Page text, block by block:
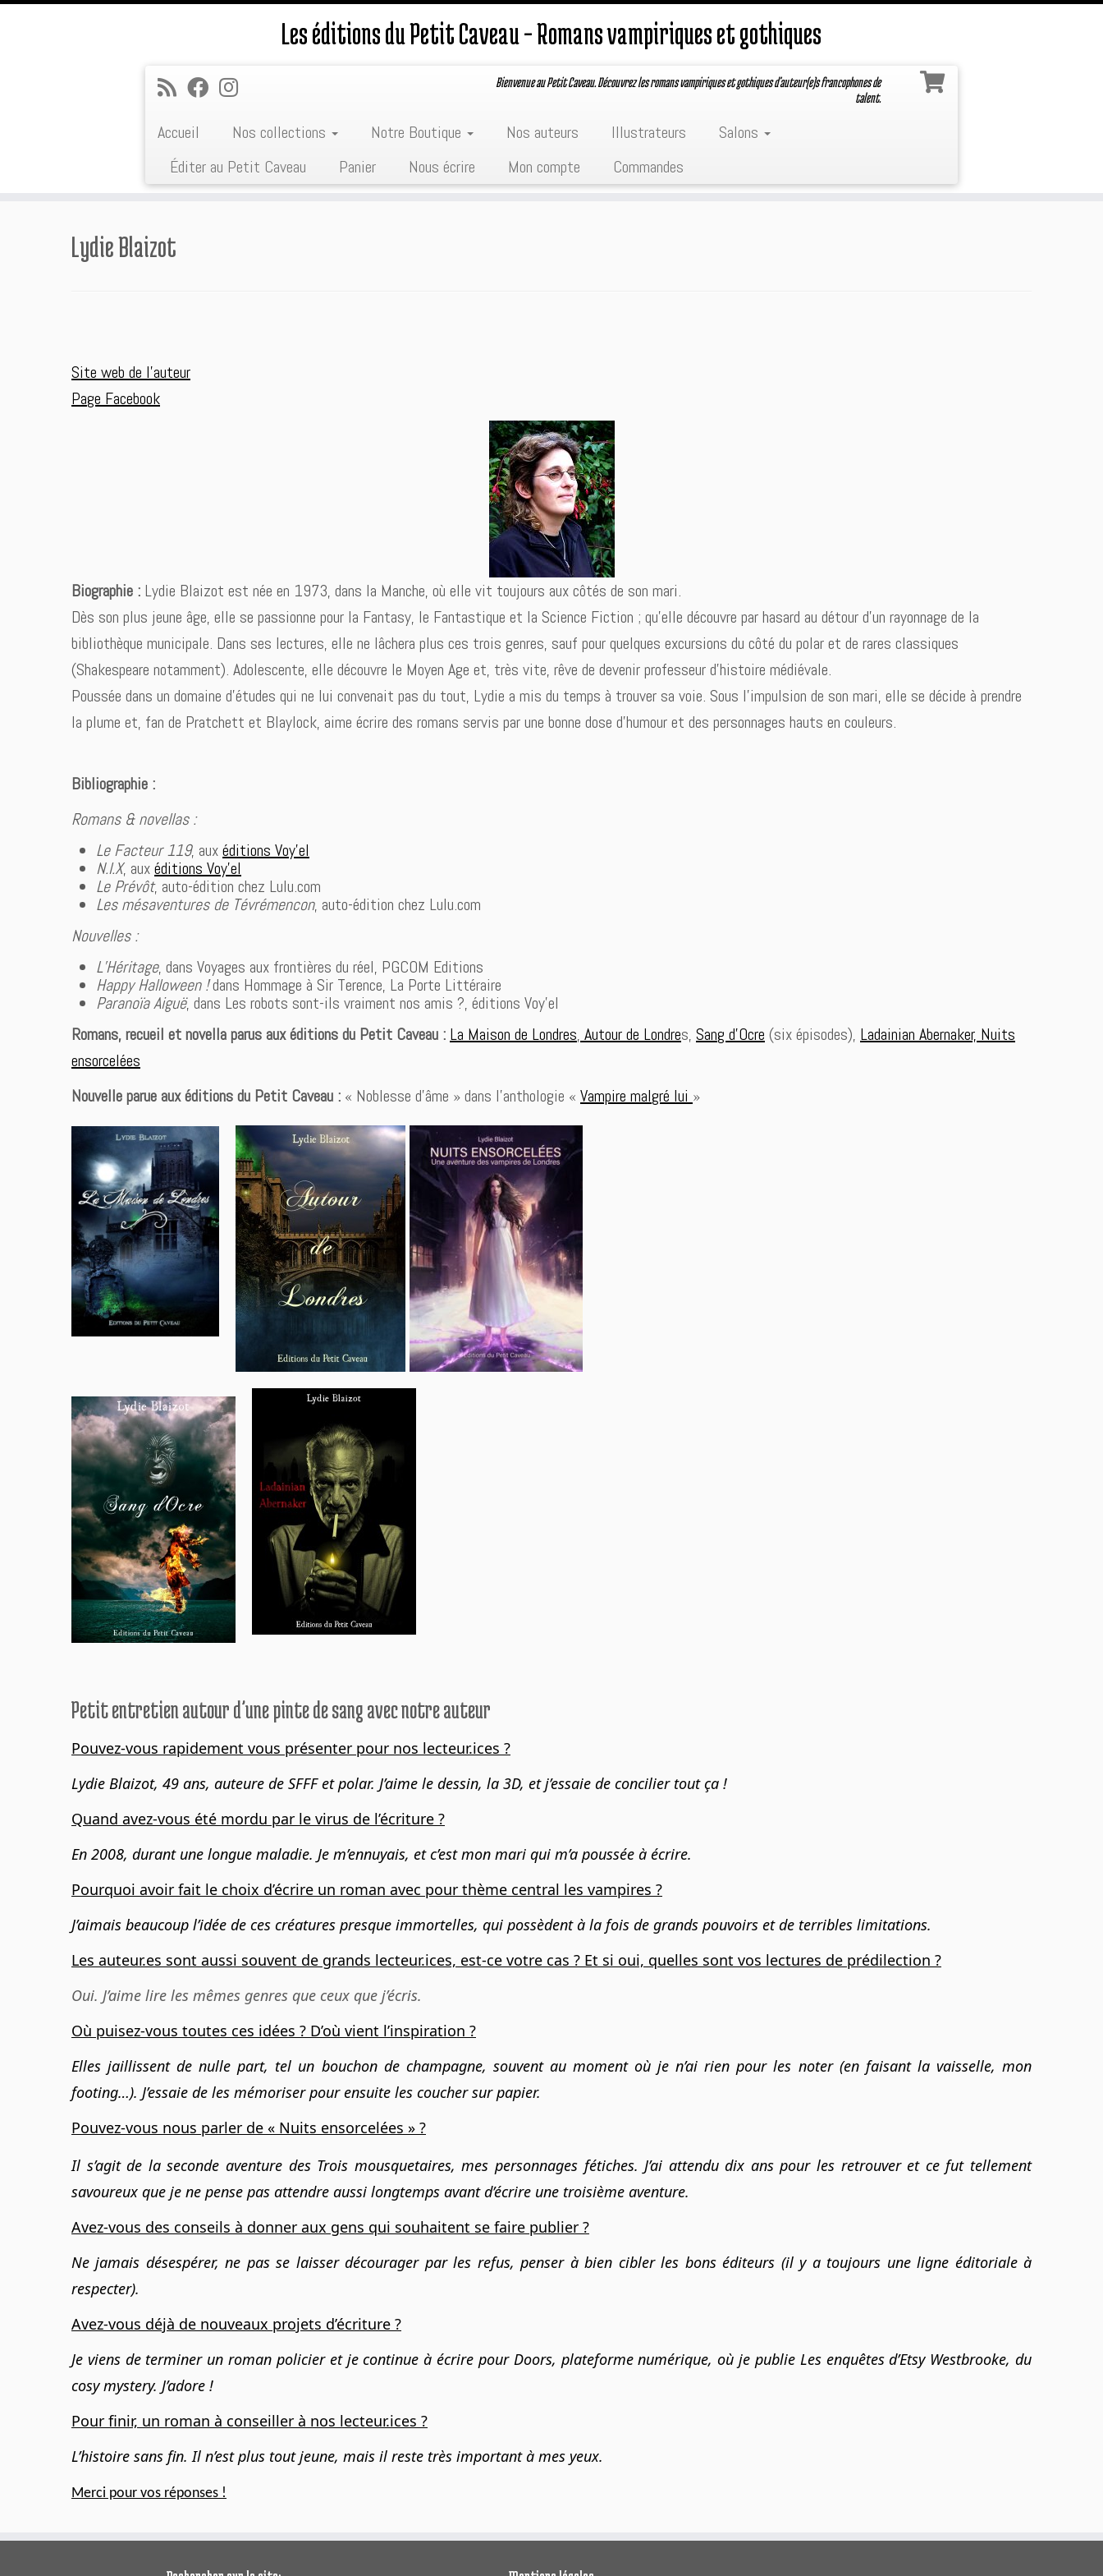
Les éditions du Petit Caveau – Romans vampiriques et gothiques
Bienvenue au Petit Caveau. Découvrez les romans vampiriques et gothiques d'auteur(e)s francophones de
talent.
Accueil Nos collections Notre Boutique Nos auteurs Illustrateurs
Salons
Éditer au Petit Caveau
Panier Nous écrire Mon compte Commandes
Lydie Blaizot
Site web de l’auteur
Page Facebook
Biographie : Lydie Blaizot est née en 1973, dans la Manche, où elle vit toujours aux côtés de son mari.
Dès son plus jeune âge, elle se passionne pour la Fantasy, le Fantastique et la Science Fiction ; qu’elle découvre par hasard au détour d’un rayonnage de la
bibliothèque municipale. Dans ses lectures, elle ne lâchera plus ces trois genres, sauf pour quelques excursions du côté du polar et de rares classiques
(Shakespeare notamment). Adolescente, elle découvre le Moyen Age et, très vite, rêve de devenir professeur d’histoire médiévale.
Poussée dans un domaine d’études qui ne lui convenait pas du tout, Lydie a mis du temps à trouver sa voie. Sous l’impulsion de son mari, elle se décide à prendre
la plume et, fan de Pratchett et Blaylock, aime écrire des romans servis par une bonne dose d’humour et des personnages hauts en couleurs.
Bibliographie :
Romans & novellas :
Le Facteur 119, auxéditions Voy’el
N.I.X, auxéditions Voy’el
Le Prévôt, auto-édition chez Lulu.com
Les mésaventures de Tévrémencon, auto-édition chez Lulu.com
Nouvelles :
L’Héritage, dans Voyages aux frontières du réel, PGCOM Editions
Happy Halloween !dans Hommage à Sir Terence, La Porte Littéraire
Paranoïa Aiguë, dans Les robots sont-ils vraiment nos amis ?, éditions Voy’el
Romans, recueil et novella parus aux éditions du Petit Caveau : La Maison de Londres, Autour de Londres, Sang d’Ocre (six épisodes), Ladainian Abernaker, Nuits
ensorcelées
Nouvelle parue aux éditions du Petit Caveau : « Noblesse d’âme » dans l’anthologie « Vampire malgré lui »
Petit entretien autour d’une pinte de sang avec notre auteur
Pouvez-vous rapidement vous présenter pour nos lecteur.ices ?
Lydie Blaizot, 49 ans, auteure de SFFF et polar. J’aime le dessin, la 3D, et j’essaie de concilier tout ça !
Quand avez-vous été mordu par le virus de l’écriture ?
En 2008, durant une longue maladie. Je m’ennuyais, et c’est mon mari qui m’a poussée à écrire.
Pourquoi avoir fait le choix d’écrire un roman avec pour thème central les vampires ?
J’aimais beaucoup l’idée de ces créatures presque immortelles, qui possèdent à la fois de grands pouvoirs et de terribles limitations.
Les auteur.es sont aussi souvent de grands lecteur.ices, est-ce votre cas ? Et si oui, quelles sont vos lectures de prédilection ?
Oui. J’aime lire les mêmes genres que ceux que j’écris.
Où puisez-vous toutes ces idées ? D’où vient l’inspiration ?
Elles jaillissent de nulle part, tel un bouchon de champagne, souvent au moment où je n’ai rien pour les noter (en faisant la vaisselle, mon
footing…). J’essaie de les mémoriser pour ensuite les coucher sur papier.
Pouvez-vous nous parler de « Nuits ensorcelées » ?
Il s’agit de la seconde aventure des Trois mousquetaires, mes personnages fétiches. J’ai attendu dix ans pour les retrouver et ce fut tellement
savoureux que je ne pense pas attendre aussi longtemps avant d’écrire une troisième aventure.
Avez-vous des conseils à donner aux gens qui souhaitent se faire publier ?
Ne jamais désespérer, ne pas se laisser décourager par les refus, penser à bien cibler les bons éditeurs (il y a toujours une ligne éditoriale à
respecter).
Avez-vous déjà de nouveaux projets d’écriture ?
Je viens de terminer un roman policier et je continue à écrire pour Doors, plateforme numérique, où je publie Les enquêtes d’Etsy Westbrooke, du
cosy mystery. J’adore !
Pour finir, un roman à conseiller à nos lecteur.ices ?
L’histoire sans fin. Il n’est plus tout jeune, mais il reste très important à mes yeux.
Merci pour vos réponses !